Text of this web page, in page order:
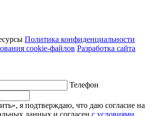
Политика конфиденциальности
cookie-файлов Разработка сайта
Телефон
я подтверждаю, что даю согласие на
данных и согласен с условиями